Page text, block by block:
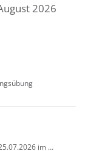
2026
im …